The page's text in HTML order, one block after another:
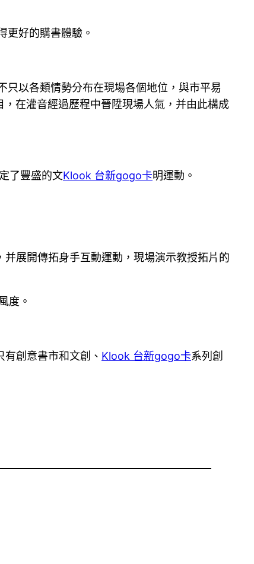
更好的購書體驗。
只以各類情勢分布在現場各個地位，與市平易
在灌音經過歷程中晉陞現場人氣，并由此構成
了豐盛的文Klook 台新gogo卡明運動。
并展開傳拓身手互動運動，現場演示教授拓片的
度。
創意書市和文創、 Klook 台新gogo卡系列創